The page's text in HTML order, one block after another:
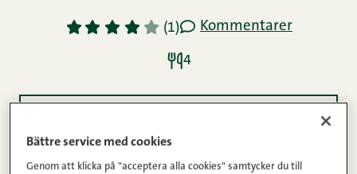
1 2 3 4 5 (1) Kommentarer
4
Bättre service med cookies
Genom att klicka på "acceptera alla cookies" samtycker du till